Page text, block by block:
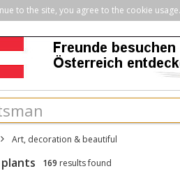
to the site, you agree to the cookie usage.
Art, decoration & beautiful
169 results found